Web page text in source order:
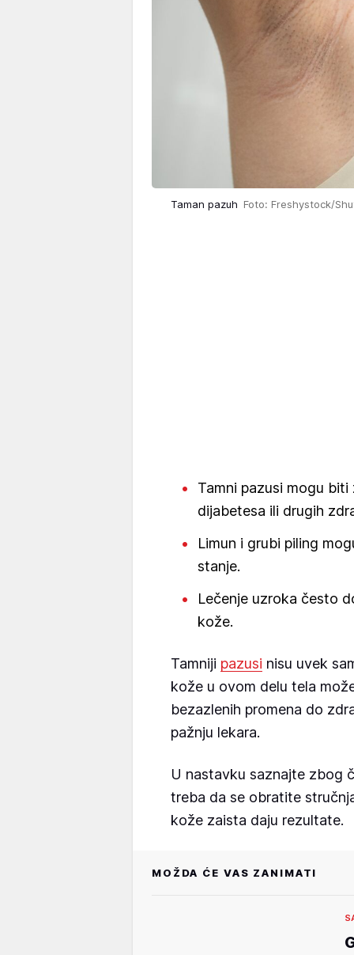
Taman pazuh Foto: Freshystock/
Tamni pazusi mogu
dijabetesa ili drugih
Limun i grubi piling
stanje.
Lečenje uzroka često
kože.
Tamniji pazusi nisu uvek
kože u ovom delu tela
bezazlenih promena do
pažnju lekara.
U nastavku saznajte zbog
treba da se obratite
kože zaista daju rezultate.
MOŽDA ĆE VAS ZANIMATI